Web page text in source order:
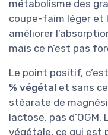
métabolisme des
coupe-faim léger et
améliorer
mais ce n’est pas
Le point positif,
% végétal et sans
stéarate de
lactose, pas
végétale, ce qui est